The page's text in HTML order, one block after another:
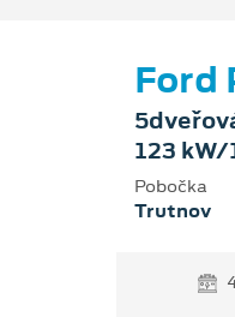
Ford
123
Pobočka
Trutnov